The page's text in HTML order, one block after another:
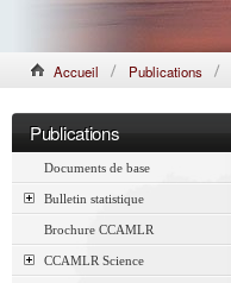
Accueil Publications
Publications
Documents de base
Bulletin statistique
Brochure CCAMLR
CCAMLR Science